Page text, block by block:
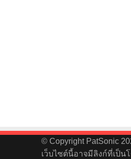
© Copyright PatSonic
เว็บไซต์นี้อาจมีลิงก์ที่เป็